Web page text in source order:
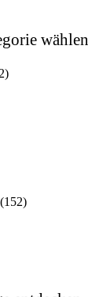
wählen
(152)